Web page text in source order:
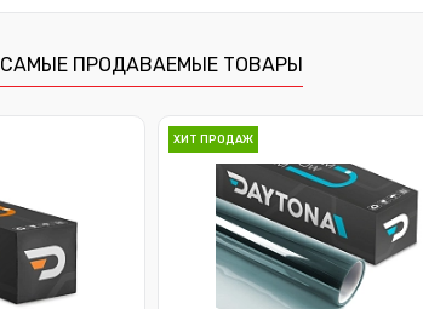
САМЫЕ ПРОДАВАЕМЫЕ ТОВАРЫ
ХИТ ПРОДАЖ